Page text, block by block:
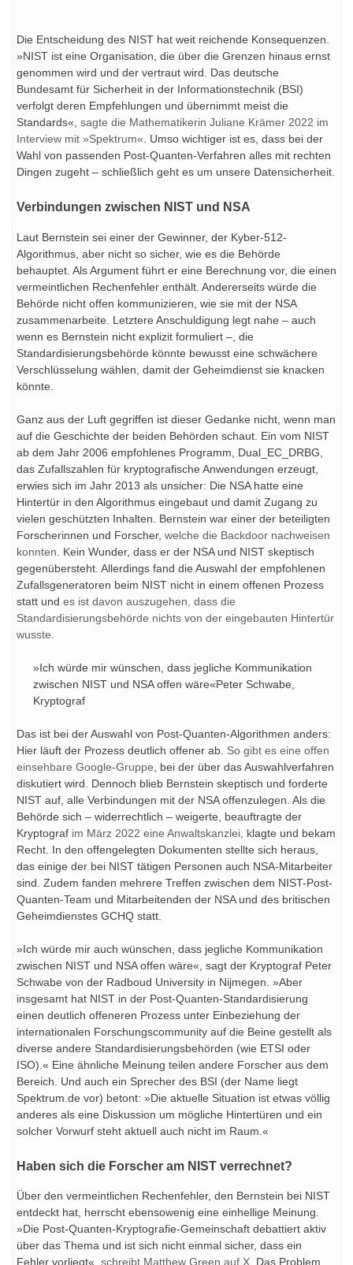
Die Entscheidung des NIST hat weit reichende Konsequenzen.
»NIST ist eine Organisation, die über die Grenzen hinaus ernst
genommen wird und der vertraut wird. Das deutsche
Bundesamt für Sicherheit in der Informationstechnik (BSI)
verfolgt deren Empfehlungen und übernimmt meist die
Standards«, sagte die Mathematikerin Juliane Krämer 2022 im
Interview mit »Spektrum«. Umso wichtiger ist es, dass bei der
Wahl von passenden Post-Quanten-Verfahren alles mit rechten
Dingen zugeht – schließlich geht es um unsere Datensicherheit.
Verbindungen zwischen NIST und NSA
Laut Bernstein sei einer der Gewinner, der Kyber-512-
Algorithmus, aber nicht so sicher, wie es die Behörde
behauptet. Als Argument führt er eine Berechnung vor, die einen
vermeintlichen Rechenfehler enthält. Andererseits würde die
Behörde nicht offen kommunizieren, wie sie mit der NSA
zusammenarbeite. Letztere Anschuldigung legt nahe – auch
wenn es Bernstein nicht explizit formuliert –, die
Standardisierungsbehörde könnte bewusst eine schwächere
Verschlüsselung wählen, damit der Geheimdienst sie knacken
könnte.
Ganz aus der Luft gegriffen ist dieser Gedanke nicht, wenn man
auf die Geschichte der beiden Behörden schaut. Ein vom NIST
ab dem Jahr 2006 empfohlenes Programm, Dual_EC_DRBG,
das Zufallszahlen für kryptografische Anwendungen erzeugt,
erwies sich im Jahr 2013 als unsicher: Die NSA hatte eine
Hintertür in den Algorithmus eingebaut und damit Zugang zu
vielen geschützten Inhalten. Bernstein war einer der beteiligten
Forscherinnen und Forscher, welche die Backdoor nachweisen
konnten . Kein Wunder, dass er der NSA und NIST skeptisch
gegenübersteht. Allerdings fand die Auswahl der empfohlenen
Zufallsgeneratoren beim NIST nicht in einem offenen Prozess
statt und es ist davon auszugehen, dass die
Standardisierungsbehörde nichts von der eingebauten Hintertür
wusste
»Ich würde mir wünschen, dass jegliche Kommunikation
zwischen NIST und NSA offen wäre«Peter Schwabe,
Kryptograf
Das ist bei der Auswahl von Post-Quanten-Algorithmen anders:
Hier läuft der Prozess deutlich offener ab. So gibt es eine offen
einsehbare Google-Gruppe , bei der über das Auswahlverfahren
diskutiert wird. Dennoch blieb Bernstein skeptisch und forderte
NIST auf, alle Verbindungen mit der NSA offenzulegen. Als die
Behörde sich – widerrechtlich – weigerte, beauftragte der
Kryptograf im März 2022 eine Anwaltskanzlei , klagte und bekam
Recht. In den offengelegten Dokumenten stellte sich heraus,
das einige der bei NIST tätigen Personen auch NSA-Mitarbeiter
sind. Zudem fanden mehrere Treffen zwischen dem NIST-Post-
Quanten-Team und Mitarbeitenden der NSA und des britischen
Geheimdienstes GCHQ statt.
»Ich würde mir auch wünschen, dass jegliche Kommunikation
zwischen NIST und NSA offen wäre«, sagt der Kryptograf Peter
Schwabe von der Radboud University in Nijmegen. »Aber
insgesamt hat NIST in der Post-Quanten-Standardisierung
einen deutlich offeneren Prozess unter Einbeziehung der
internationalen Forschungscommunity auf die Beine gestellt als
diverse andere Standardisierungsbehörden (wie ETSI oder
ISO).« Eine ähnliche Meinung teilen andere Forscher aus dem
Bereich. Und auch ein Sprecher des BSI (der Name liegt
Spektrum.de vor) betont: »Die aktuelle Situation ist etwas völlig
anderes als eine Diskussion um mögliche Hintertüren und ein
solcher Vorwurf steht aktuell auch nicht im Raum.«
Haben sich die Forscher am NIST verrechnet?
Über den vermeintlichen Rechenfehler, den Bernstein bei NIST
entdeckt hat, herrscht ebensowenig eine einhellige Meinung.
»Die Post-Quanten-Kryptografie-Gemeinschaft debattiert aktiv
über das Thema und ist sich nicht einmal sicher, dass ein
Fehler vorliegt«, schreibt Matthew Green auf X . Das Problem